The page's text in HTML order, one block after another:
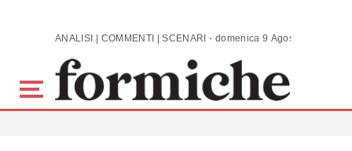
Skip to main content ANALISI | COMMENTI | SCENARI - domenica 9 Agosto 2026